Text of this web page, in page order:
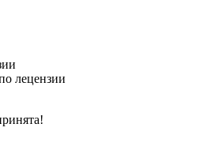
лецензии